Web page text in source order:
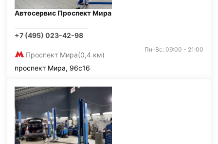
Автосервис Проспект Мира
+7 (495) 023-42-98
Проспект Мира(0,4 км)
Пн-Вс: 09:00 - 21:00
проспект Мира, 96с16